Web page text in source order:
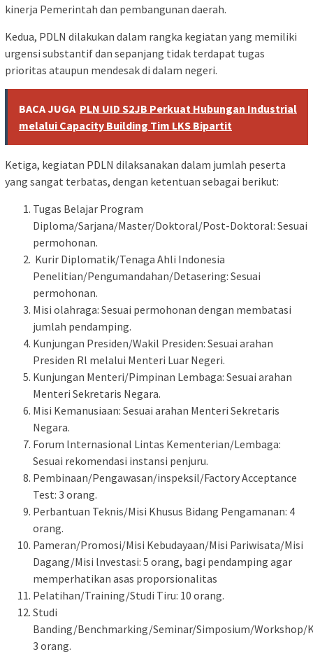
kinerja Pemerintah dan pembangunan daerah.
Kedua, PDLN dilakukan dalam rangka kegiatan yang memiliki
urgensi substantif dan sepanjang tidak terdapat tugas
prioritas ataupun mendesak di dalam negeri.
BACA JUGA PLN UID S2JB Perkuat Hubungan Industrial
melalui Capacity Building Tim LKS Bipartit
Ketiga, kegiatan PDLN dilaksanakan dalam jumlah peserta
yang sangat terbatas, dengan ketentuan sebagai berikut:
Tugas Belajar Program
Diploma/Sarjana/Master/Doktoral/Post-Doktoral: Sesuai
permohonan.
Kurir Diplomatik/Tenaga Ahli Indonesia
Penelitian/Pengumandahan/Detasering: Sesuai
permohonan.
Misi olahraga: Sesuai permohonan dengan membatasi
jumlah pendamping.
Kunjungan Presiden/Wakil Presiden: Sesuai arahan
Presiden Rl melalui Menteri Luar Negeri.
Kunjungan Menteri/Pimpinan Lembaga: Sesuai arahan
Menteri Sekretaris Negara.
Misi Kemanusiaan: Sesuai arahan Menteri Sekretaris
Negara.
Forum lnternasional Lintas Kementerian/Lembaga:
Sesuai rekomendasi instansi penjuru.
Pembinaan/Pengawasan/inspeksil/Factory Acceptance
Test: 3 orang.
Perbantuan Teknis/Misi Khusus Bidang Pengamanan: 4
orang.
Pameran/Promosi/Misi Kebudayaan/Misi Pariwisata/Misi
Dagang/Misi lnvestasi: 5 orang, bagi pendamping agar
memperhatikan asas proporsionalitas
Pelatihan/Training/Studi Tiru: 10 orang.
Studi
Banding/Benchmarking/Seminar/Simposium/Workshop/
3 orang.